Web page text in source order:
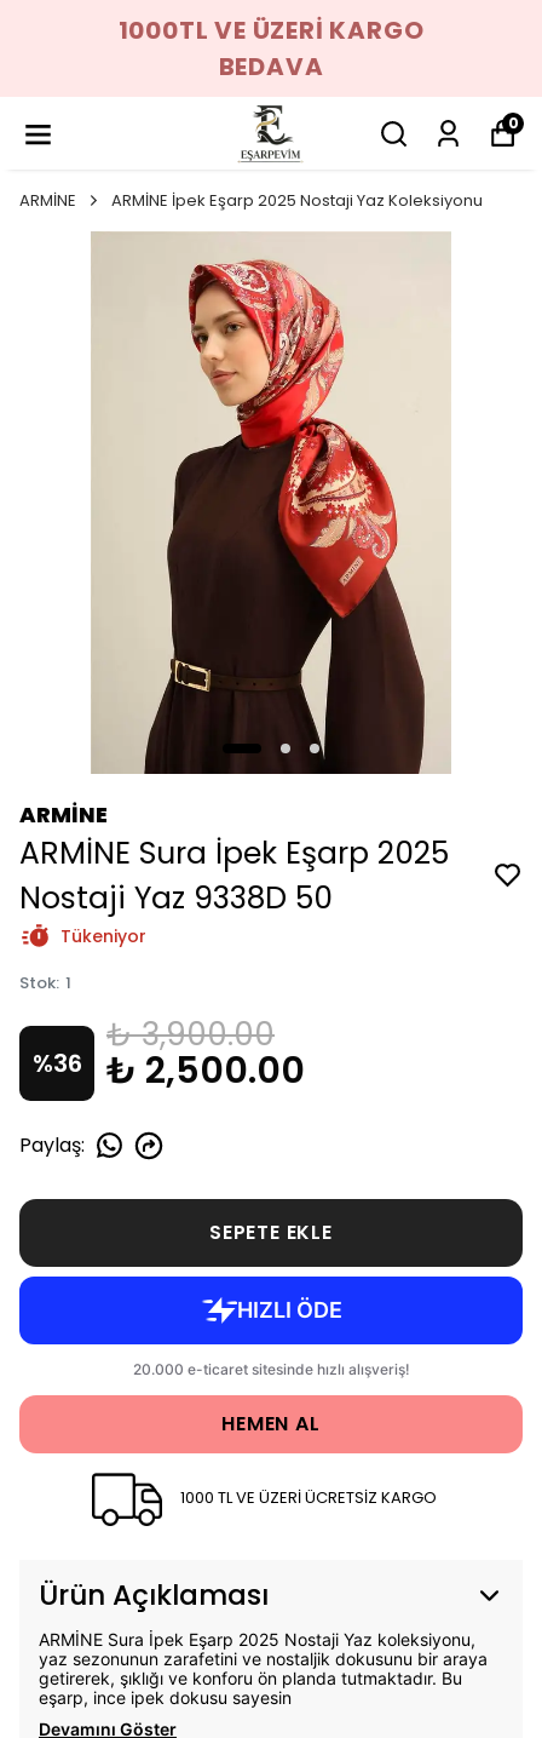
1000TL VE ÜZERİ KARGO
BEDAVA
0
ARMİNE ARMİNE İpek Eşarp 2025 Nostaji Yaz Koleksiyonu
ARMİNE
ARMİNE Sura İpek Eşarp 2025
Nostaji Yaz 9338D 50
Tükeniyor
Stok: 1
%36
₺ 3,900.00
₺ 2,500.00
Paylaş:
SEPETE EKLE
HEMEN AL
1000 TL VE ÜZERİ ÜCRETSİZ KARGO
Ürün Açıklaması
ARMİNE Sura İpek Eşarp 2025 Nostaji Yaz koleksiyonu,
yaz sezonunun zarafetini ve nostaljik dokusunu bir araya
getirerek, şıklığı ve konforu ön planda tutmaktadır. Bu
eşarp, ince ipek dokusu sayesin
Devamını Göster